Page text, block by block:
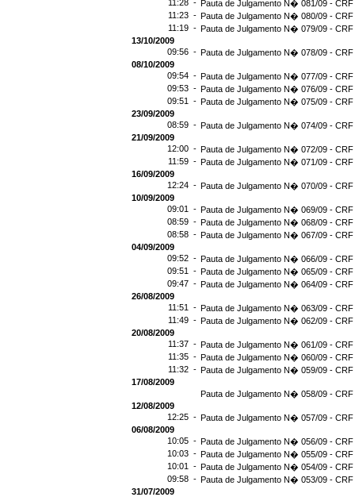
11:28 - Pauta de Julgamento N� 081/09 -
11:23 - Pauta de Julgamento N� 080/09 - CRF
11:19 - Pauta de Julgamento N� 079/09 - CRF
13/10/2009
09:56 - Pauta de Julgamento N� 078/09 - CRF
08/10/2009
09:54 - Pauta de Julgamento N� 077/09 - CRF
09:53 - Pauta de Julgamento N� 076/09 - CRF
09:51 - Pauta de Julgamento N� 075/09 - CRF
23/09/2009
08:59 - Pauta de Julgamento N� 074/09 - CRF
21/09/2009
12:00 - Pauta de Julgamento N� 072/09 - CRF
11:59 - Pauta de Julgamento N� 071/09 - CRF
16/09/2009
12:24 - Pauta de Julgamento N� 070/09 - CRF
10/09/2009
09:01 - Pauta de Julgamento N� 069/09 - CRF
08:59 - Pauta de Julgamento N� 068/09 - CRF
08:58 - Pauta de Julgamento N� 067/09 - CRF
04/09/2009
09:52 - Pauta de Julgamento N� 066/09 - CRF
09:51 - Pauta de Julgamento N� 065/09 - CRF
09:47 - Pauta de Julgamento N� 064/09 - CRF
26/08/2009
11:51 - Pauta de Julgamento N� 063/09 - CRF
11:49 - Pauta de Julgamento N� 062/09 - CRF
20/08/2009
11:37 - Pauta de Julgamento N� 061/09 - CRF
11:35 - Pauta de Julgamento N� 060/09 - CRF
11:32 - Pauta de Julgamento N� 059/09 - CRF
17/08/2009
Pauta de Julgamento N� 058/09 - CRF
12/08/2009
12:25 - Pauta de Julgamento N� 057/09 - CRF
06/08/2009
10:05 - Pauta de Julgamento N� 056/09 - CRF
10:03 - Pauta de Julgamento N� 055/09 - CRF
10:01 - Pauta de Julgamento N� 054/09 - CRF
09:58 - Pauta de Julgamento N� 053/09 - CRF
31/07/2009